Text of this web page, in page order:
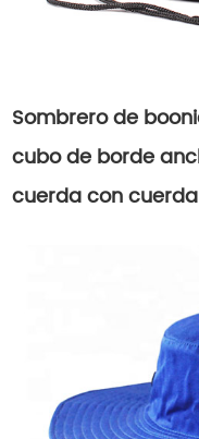
Sombrero de
cubo de borde
cuerda con cuerda